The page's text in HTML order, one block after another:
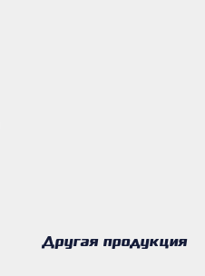
Другая продукция